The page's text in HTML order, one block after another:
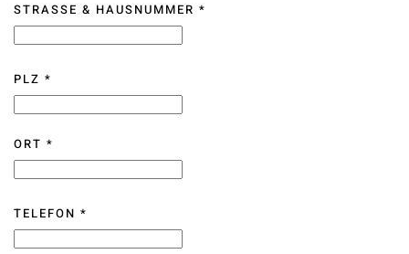
STRASSE & HAUSNUMMER *
PLZ *
ORT *
TELEFON *